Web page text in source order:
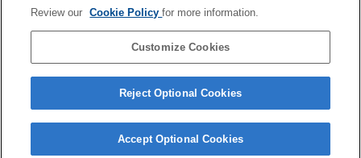
très flou.
La fonction SteadyShot n’est pas opérationnelle lorsque SteadyShot est réglé sur
Review our Cookie Policyfor more information.
Customize Cookies
Reject Optional Cookies
Accept Optional Cookies